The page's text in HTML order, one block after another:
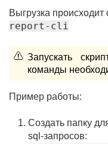
Выгрузка
report-cli
Запускать
команды
Пример работы:
Создать папку
sql-запросов: